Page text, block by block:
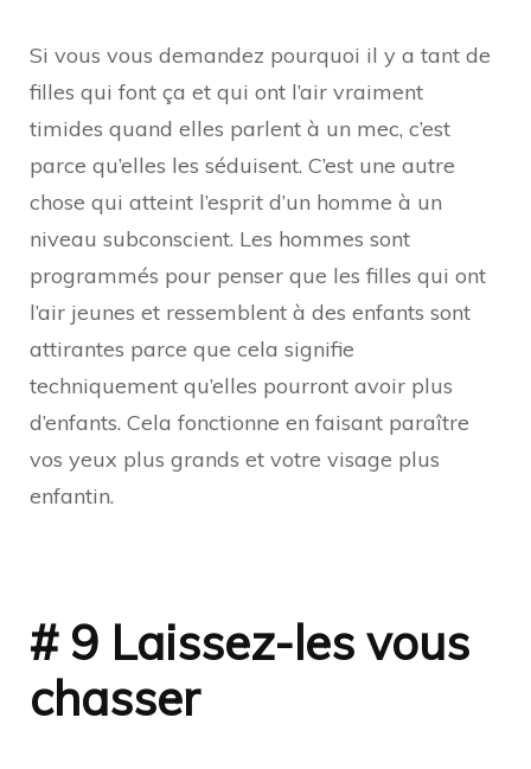
Si vous vous demandez pourquoi il y a tant de
filles qui font ça et qui ont l’air vraiment
timides quand elles parlent à un mec, c’est
parce qu’elles les séduisent. C’est une autre
chose qui atteint l’esprit d’un homme à un
niveau subconscient. Les hommes sont
programmés pour penser que les filles qui ont
l’air jeunes et ressemblent à des enfants sont
attirantes parce que cela signifie
techniquement qu’elles pourront avoir plus
d’enfants. Cela fonctionne en faisant paraître
vos yeux plus grands et votre visage plus
enfantin.
# 9 Laissez-les vous
chasser